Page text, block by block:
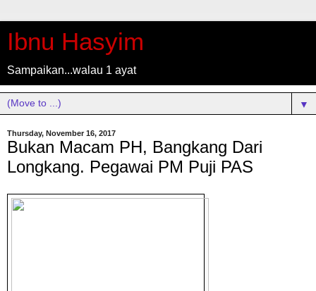
Ibnu Hasyim
Sampaikan...walau 1 ayat
▼
Thursday, November 16, 2017
Bukan Macam PH, Bangkang Dari
Longkang. Pegawai PM Puji PAS